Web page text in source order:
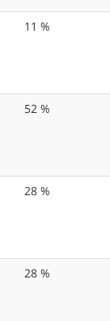
11 %
52 %
28 %
28 %